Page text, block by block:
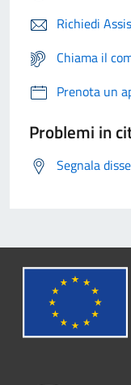
Richiedi
Chiama il
Prenota un
Problemi in
Segnala